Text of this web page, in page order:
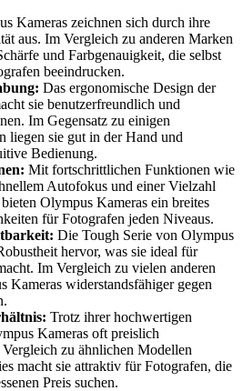
Kameras zeichnen sich durch ihre
aus. Im Vergleich zu anderen Marken
und Farbgenauigkeit, die selbst
beeindrucken.
Das ergonomische Design der
sie benutzerfreundlich und
Im Gegensatz zu einigen
liegen sie gut in der Hand und
Bedienung.
Mit fortschrittlichen Funktionen wie
Autofokus und einer Vielzahl
Olympus Kameras ein breites
für Fotografen jeden Niveaus.
Die Tough Serie von Olympus
hervor, was sie ideal für
Im Vergleich zu vielen anderen
Kameras widerstandsfähiger gegen
Trotz ihrer hochwertigen
Kameras oft preislich
zu ähnlichen Modellen
macht sie attraktiv für Fotografen, die
Preis suchen.